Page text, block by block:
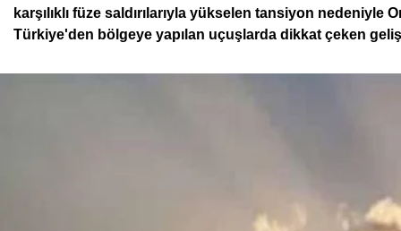
karşılıklı füze saldırılarıyla yükselen tansiyon
Türkiye'den bölgeye yapılan uçuşlarda dikkat çeken